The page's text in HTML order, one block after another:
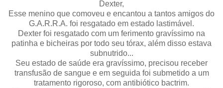
Dexter,
Esse menino que comoveu e encantou a tantos amigos do
G.A.R.R.A. foi resgatado em estado lastimável.
Dexter foi resgatado com um ferimento gravíssimo na
patinha e bicheiras por todo seu tórax, além disso estava
subnutrido...
Seu estado de saúde era gravíssimo, precisou receber
transfusão de sangue e em seguida foi submetido a um
tratamento rigoroso, com antibiótico bactrim.